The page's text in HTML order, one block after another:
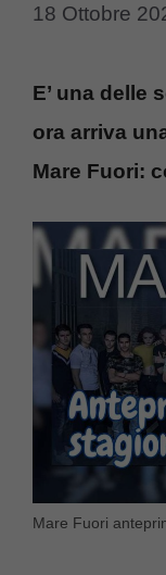
18 Ottobre
E’ una delle
ora arriva
Mare Fuori:
Mare Fuori